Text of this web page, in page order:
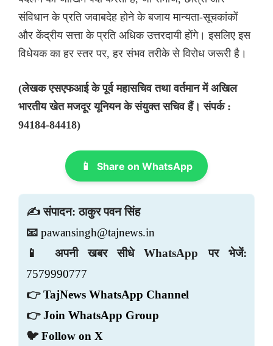
संविधान के प्रति जवाबदेह होने के बजाय मान्यता-सूचकांकों
और केंद्रीय सत्ता के प्रति अधिक उत्तरदायी होंगे। इसलिए इस
विधेयक का हर स्तर पर, हर संभव तरीके से विरोध जरूरी है।
(लेखक एसएफआई के पूर्व महासचिव तथा वर्तमान में अखिल
भारतीय खेत मजदूर यूनियन के संयुक्त सचिव हैं। संपर्क :
94184-84418)
📱 Share on WhatsApp
✍️ संपादन: ठाकुर पवन सिंह
📧 pawansingh@tajnews.in
📱 अपनी खबर सीधे WhatsApp पर भेजें:
7579990777
👉 TajNews WhatsApp Channel
👉 Join WhatsApp Group
🐦 Follow on X